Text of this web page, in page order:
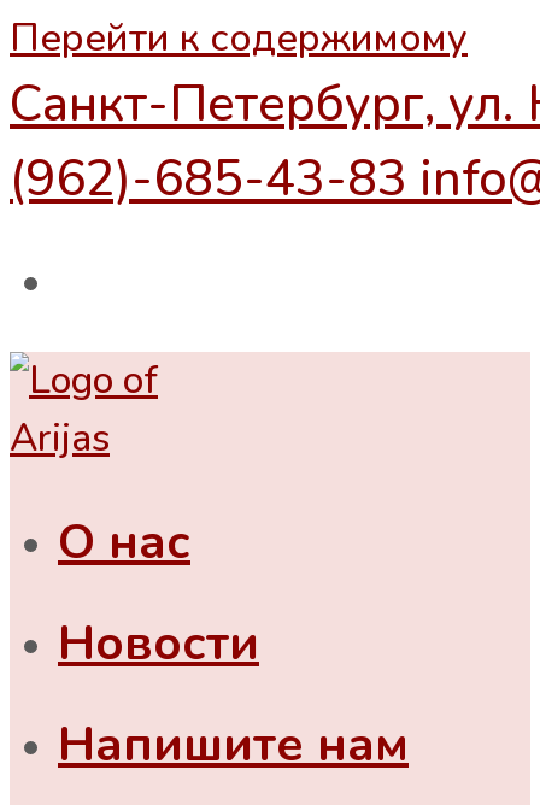
Перейти к содержимому
Санкт-Петербург,
(962)-685-43-83
О нас
Новости
Напишите нам